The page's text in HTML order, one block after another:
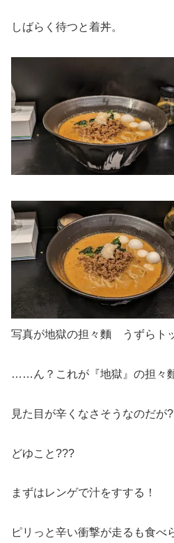
しばらく待つと着丼。
写真が地獄の担々麵 うずらト
……ん？これが『地獄』の担々
見た目が辛くなさそうなのだが
どゆこと???
まずはレンゲで汁をすする！
ピリっと辛い衝撃が走るも食